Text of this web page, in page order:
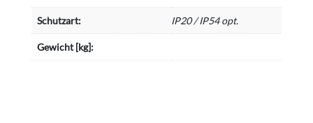
Schutzart: IP20 / IP54 opt.
Gewicht [kg]: